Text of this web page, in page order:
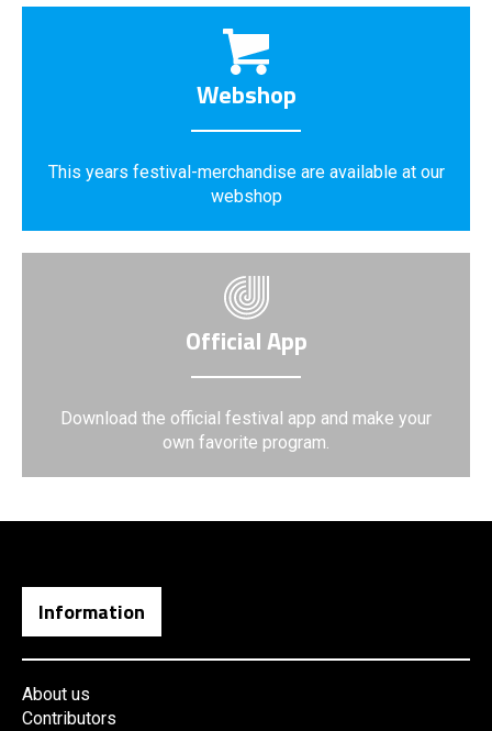
Webshop
This years festival-merchandise are available at our
webshop
Official App
Download the official festival app and make your
own favorite program.
Information
About us
Contributors